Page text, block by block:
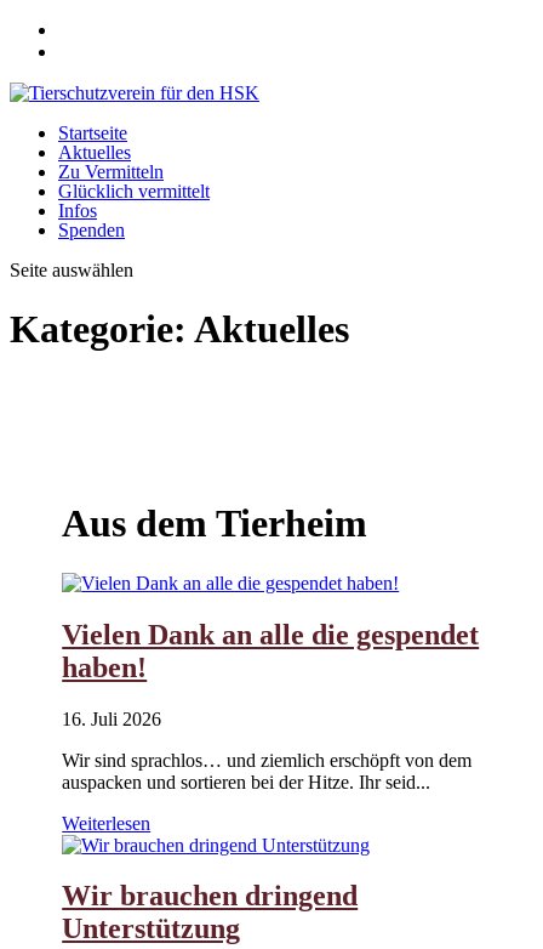
Startseite
Aktuelles
Zu Vermitteln
Glücklich vermittelt
Infos
Spenden
Seite auswählen
Kategorie: Aktuelles
Aus dem Tierheim
Vielen Dank an alle die gespendet
haben!
16. Juli 2026
Wir sind sprachlos… und ziemlich erschöpft von dem
auspacken und sortieren bei der Hitze. Ihr seid...
Weiterlesen
Wir brauchen dringend
Unterstützung